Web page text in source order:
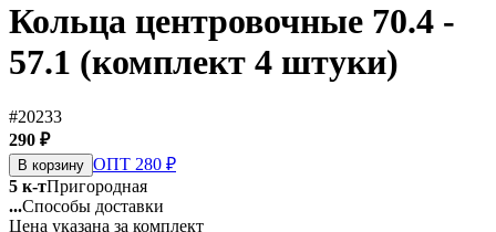
Кольца центровочные 70.4 -
57.1 (комплект 4 штуки)
#20233
290 ₽
В корзину ОПТ 280 ₽
5 к-тПригородная
...Способы доставки
Цена указана за комплект